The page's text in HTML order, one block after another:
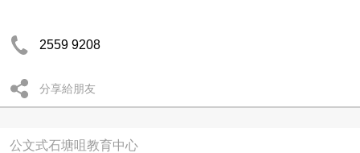
2559 9208
分享給朋友
公文式石塘咀教育中心